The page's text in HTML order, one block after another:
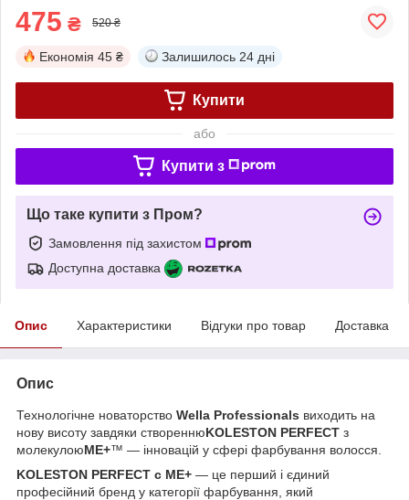
475 ₴ 520 ₴
Економія 45 ₴ Залишилось 24 дні
Купити
або
Купити з
Що таке купити з Пром?
Замовлення під захистом
Доступна доставка
Опис Характеристики Відгуки про товар Доставка
Опис
Технологічне новаторство Wella Professionals виходить на
нову висоту завдяки створеннюKOLESTON PERFECT з
молекулоюME+™ — інновацій у сфері фарбування волосся.
KOLESTON PERFECT с ME+ — це перший і єдиний
професійний бренд у категорії фарбування, який